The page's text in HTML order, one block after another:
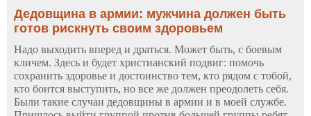
Дедовщина в армии: мужчина должен быть
готов рискнуть своим здоровьем
Надо выходить вперед и драться. Может быть, с боевым
кличем. Здесь и будет христианский подвиг: помочь
сохранить здоровье и достоинство тем, кто рядом с тобой,
кто боится выступить, но все же должен преодолеть себя.
Были такие случаи дедовщины в армии и в моей службе.